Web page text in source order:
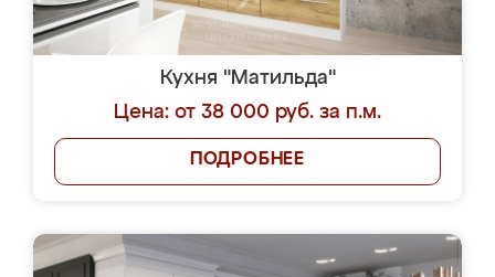
Кухня "Матильда"
Цена: от 38 000 руб. за п.м.
ПОДРОБНЕЕ